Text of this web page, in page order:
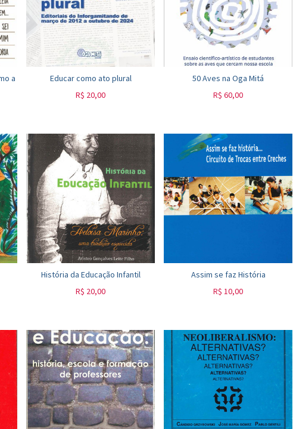
a
Educar como ato plural
R$ 20,00
50 Aves na Oga Mitá
R$ 60,00
História da Educação Infantil
R$ 20,00
Assim se faz História
R$ 10,00